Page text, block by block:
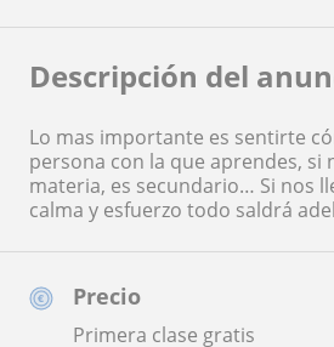
Precio
Primera clase gratis
Descripción del
Lo mas importante es sentirte
persona con la que aprendes, si
materia, es secundario… Si nos
calma y esfuerzo todo saldrá